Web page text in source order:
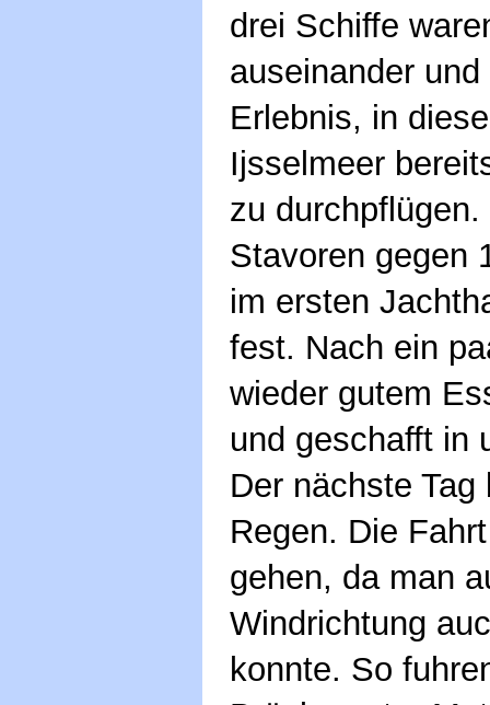
drei Schiffe
auseinander
Erlebnis, in
Ijsselmeer
zu
Stavoren gegen
im ersten
fest. Nach ein
wieder gutem
und geschafft in
Der nächste
Regen. Die
gehen, da man
Windrichtung
konnte. So